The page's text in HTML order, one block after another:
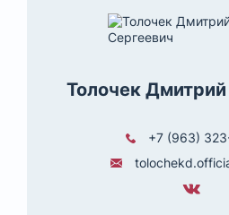
Толочек
+7 (963)